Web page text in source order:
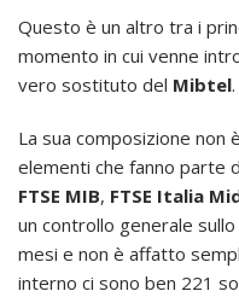
Questo è un altro tra i
momento in cui venne
vero sostituto del Mibtel.
La sua composizione
elementi che fanno parte
FTSE MIB, FTSE Italia
un controllo generale
mesi e non è affatto
interno ci sono ben 221